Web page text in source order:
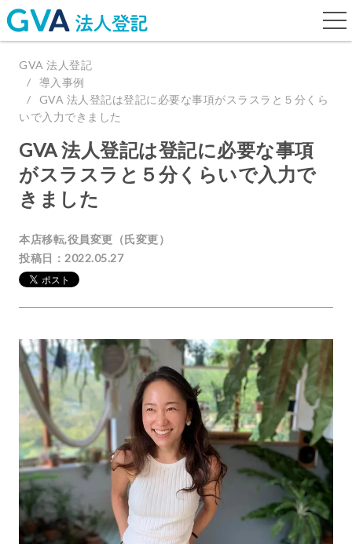
GVA 法人登記
導入事例
GVA 法人登記は登記に必要な事項がスラスラと５分くら
いで入力できました
GVA 法人登記は登記に必要な事項
がスラスラと５分くらいで入力で
きました
本店移転,役員変更（氏変更）
投稿日：2022.05.27